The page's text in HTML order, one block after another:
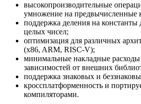
высокопроизводительные
умножение на предвычисленные
поддержка деления на
целых чисел;
оптимизация для различных
(x86, ARM, RISC-V);
минимальные накладные расходы
зависимостей от внешних
поддержка знаковых и
кроссплатформенность и
компиляторами.